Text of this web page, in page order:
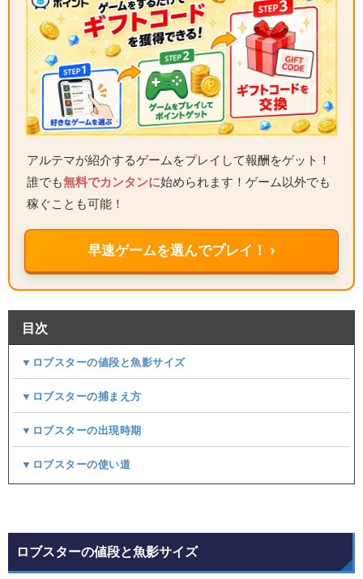
アルテマが紹介するゲームをプレイして報酬をゲット！
誰でも無料でカンタンに始められます！ゲーム以外でも
稼ぐことも可能！
早速ゲームを選んでプレイ！ ›
目次
▼ロブスターの値段と魚影サイズ
▼ロブスターの捕まえ方
▼ロブスターの出現時期
▼ロブスターの使い道
ロブスターの値段と魚影サイズ